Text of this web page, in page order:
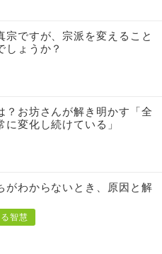
宗ですが、宗派を変えること
しょうか？
？お坊さんが解き明かす「全
に変化し続けている」
がわからないとき、原因と解
智慧